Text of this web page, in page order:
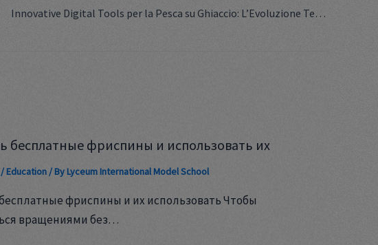
Innovative Digital Tools per la Pesca su Ghiaccio: L’Evoluzione Tecnologica
бесплатные фриспины и использовать их
/Education/ ByLyceum International Model School
фриспины и их использовать Чтобы
вращениями без…